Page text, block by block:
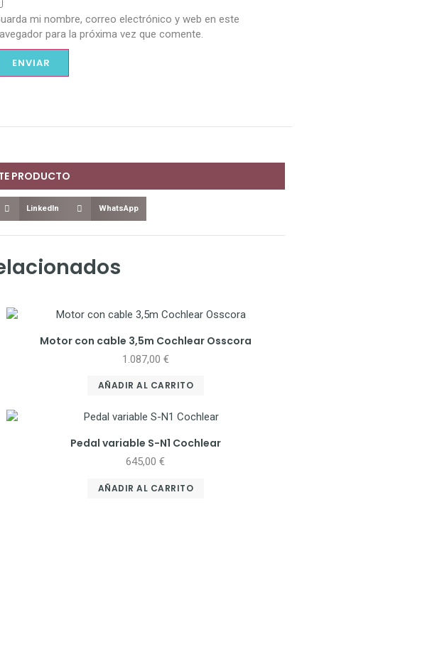
mi nombre, correo electrónico y web en este
para la próxima vez que comente.
PRODUCTO
LinkedIn WhatsApp
Motor con cable 3,5m Cochlear Osscora
1.087,00 €
AÑADIR AL CARRITO
Pedal variable S-N1 Cochlear
645,00€
AÑADIR AL CARRITO